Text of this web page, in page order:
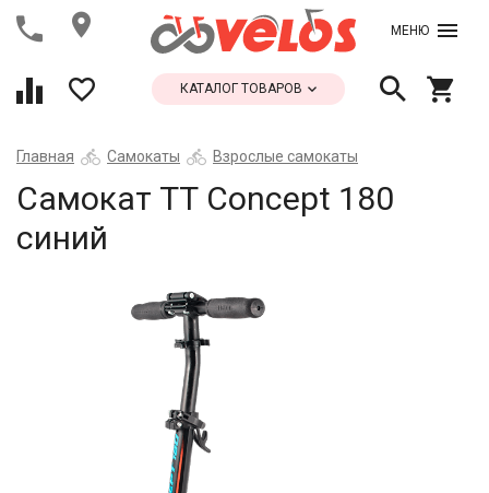
МЕНЮ
КАТАЛОГ ТОВАРОВ
Главная Самокаты Взрослые самокаты
Самокат ТТ Concept 180
синий